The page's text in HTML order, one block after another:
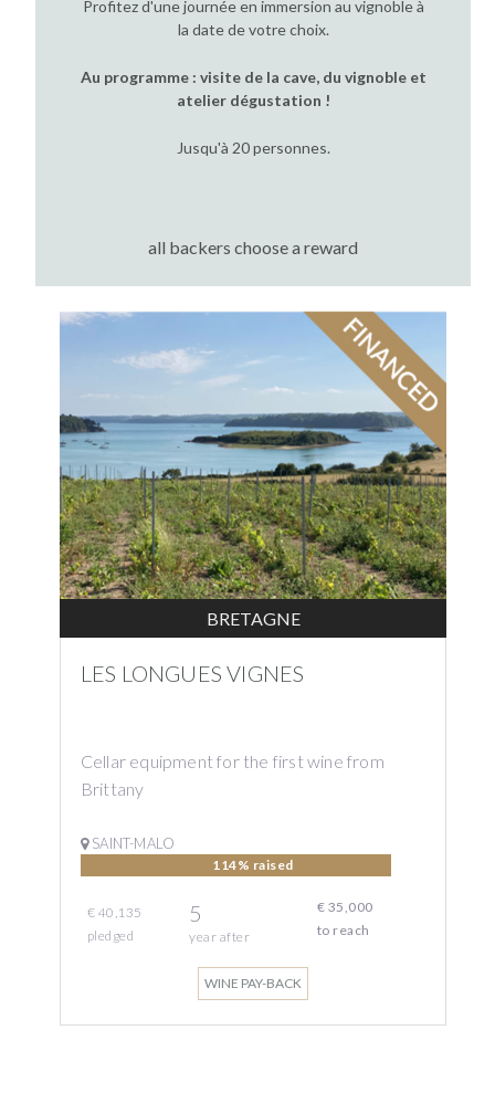
Profitez d'une journée en immersion au vignoble à
la date de votre choix.
Au programme : visite de la cave, du vignoble et
atelier dégustation !
Jusqu'à 20 personnes.
all backers choose a reward
BRETAGNE
LES LONGUES VIGNES
Cellar equipment for the first wine from
Brittany
SAINT-MALO
114% raised
€ 40,135
pledged
5
year after
€ 35,000
to reach
WINE PAY-BACK